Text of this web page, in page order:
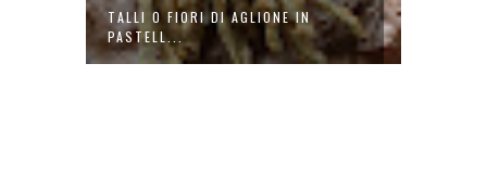
TALLI O FIORI DI AGLIONE IN
PASTELL...